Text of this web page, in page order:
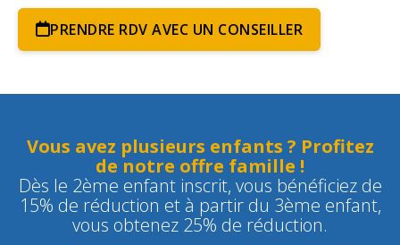
PRENDRE RDV AVEC UN CONSEILLER
Vous avez plusieurs enfants ? Profitez
de notre offre famille !
Dès le 2ème enfant inscrit, vous bénéficiez de
15% de réduction et à partir du 3ème enfant,
vous obtenez 25% de réduction.